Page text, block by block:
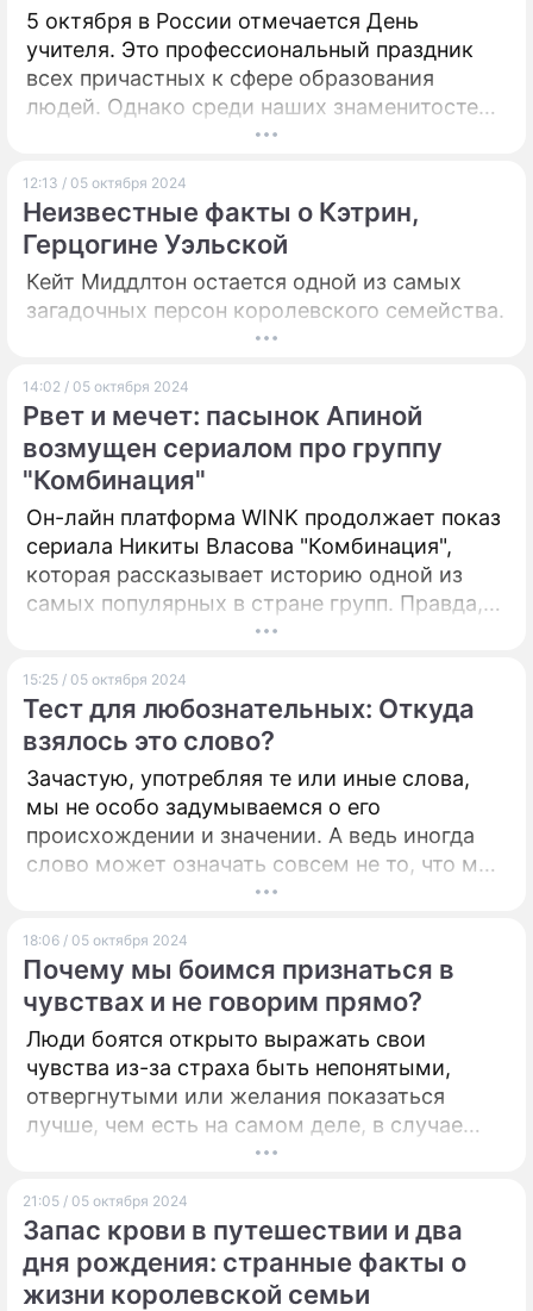
5 октября в России отмечается День
учителя. Это профессиональный праздник
всех причастных к сфере образования
людей. Однако среди наших знаменитостей
тоже найдутся те, кто имеет педагогическое
по специальности. О них в материале
"Дни.ру".
12:13 / 05 октября 2024
Неизвестные факты о Кэтрин,
Герцогине Уэльской
Кейт Миддлтон остается одной из самых
загадочных персон королевского семейства.
14:02 / 05 октября 2024
Рвет и мечет: пасынок Апиной
возмущен сериалом про группу
"Комбинация"
Он-лайн платформа WINK продолжает показ
сериала Никиты Власова "Комбинация",
которая рассказывает историю одной из
самых популярных в стране групп. Правда,
не все, как оказалось, ждут выходов
зрительские рейтинги.
15:25 / 05 октября 2024
Тест для любознательных: Откуда
взялось это слово?
Зачастую, употребляя те или иные слова,
мы не особо задумываемся о его
происхождении и значении. А ведь иногда
слово может означать совсем не то, что мы
предполагали ранее. Предлагаем проверить
18:06 / 05 октября 2024
Почему мы боимся признаться в
чувствах и не говорим прямо?
Люди боятся открыто выражать свои
чувства из-за страха быть непонятыми,
отвергнутыми или желания показаться
лучше, чем есть на самом деле, в случае
заниженной самооценки. Психолог Ольга
скрываем свои эмоции.
21:05 / 05 октября 2024
Запас крови в путешествии и два
дня рождения: странные факты о
жизни королевской семьи